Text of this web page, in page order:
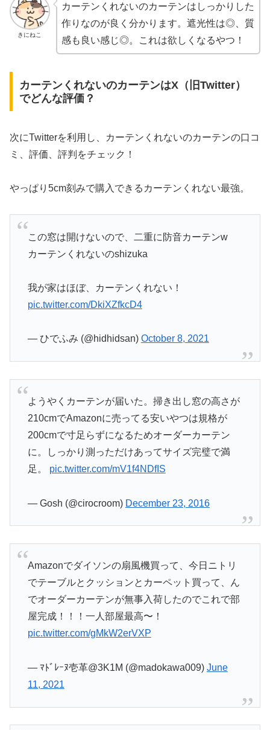
きにねこ
カーテンくれないのカーテンはしっかりした
作りなのが良く分かります。遮光性は◎、質
感も良い感じ◎。これは欲しくなるやつ！
カーテンくれないのカーテンはX（旧Twitter）
でどんな評価？
次にTwitterを利用し、カーテンくれないのカーテンの口コ
ミ、評価、評判をチェック！
やっぱり5cm刻みで購入できるカーテンくれない最強。
この窓は開けないので、二重に防音カーテンw
カーテンくれないのshizuka
我が家はほぼ、カーテンくれない！
pic.twitter.com/DkiXZfkcD4
— ひでふみ (@hidhidsan) October 8, 2021
ようやくカーテンが届いた。掃き出し窓の高さが
210cmでAmazonに売ってる安いやつは規格が
200cmで寸足らずになるためオーダーカーテン
に。しっかり測っただけあってサイズ完璧で満
足。 pic.twitter.com/mV1f4NDfIS
— Gosh (@cirocroom) December 23, 2016
Amazonでダイソンの扇風機買って、今日ニトリ
でテーブルとクッションとカーペット買って、ん
でオーダーカーテンが無事入荷したのでこれで部
屋完成！！！一人部屋最高〜！
pic.twitter.com/gMkW2erVXP
— ﾏﾄﾞﾚｰﾇ壱革@3K1M (@madokawa009) June
11, 2021